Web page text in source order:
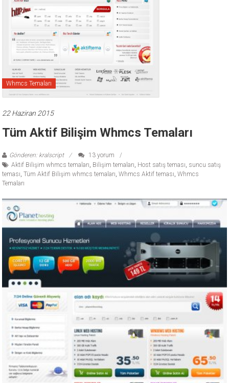
ücretli
temalar,
wordpress
temaları,
php
temaları,
theme
download
Whmcs Temaları
22 Haziran 2015
Tüm Aktif Bilişim Whmcs Temaları
Gönderen: kralscript
13 yorum
Aktif Bilişim whmcs temaları Bilişim temaları Host satış teması suncu satış
teması ,Tüm Aktif Bilişim whmcs temaları ,Whmcs Aktif teması ,Whmcs
Temaları